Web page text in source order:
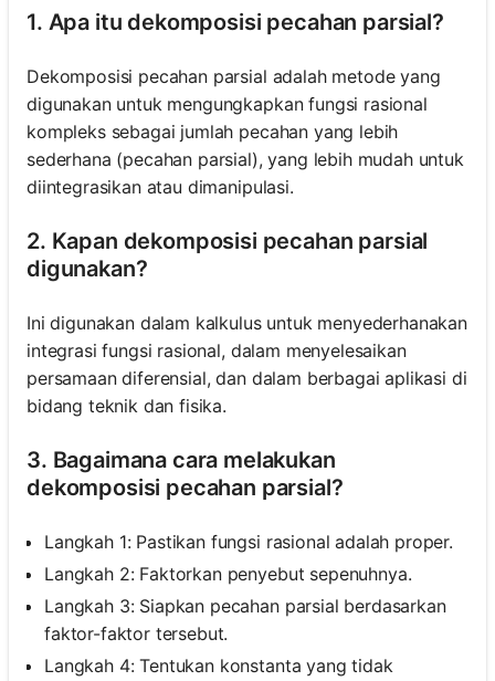
1. Apa itu dekomposisi pecahan parsial?
Dekomposisi pecahan parsial adalah metode yang
digunakan untuk mengungkapkan fungsi rasional
kompleks sebagai jumlah pecahan yang lebih
sederhana (pecahan parsial), yang lebih mudah untuk
diintegrasikan atau dimanipulasi.
2. Kapan dekomposisi pecahan parsial
digunakan?
Ini digunakan dalam kalkulus untuk menyederhanakan
integrasi fungsi rasional, dalam menyelesaikan
persamaan diferensial, dan dalam berbagai aplikasi di
bidang teknik dan fisika.
3. Bagaimana cara melakukan
dekomposisi pecahan parsial?
Langkah 1: Pastikan fungsi rasional adalah proper.
Langkah 2: Faktorkan penyebut sepenuhnya.
Langkah 3: Siapkan pecahan parsial berdasarkan
faktor-faktor tersebut.
Langkah 4: Tentukan konstanta yang tidak